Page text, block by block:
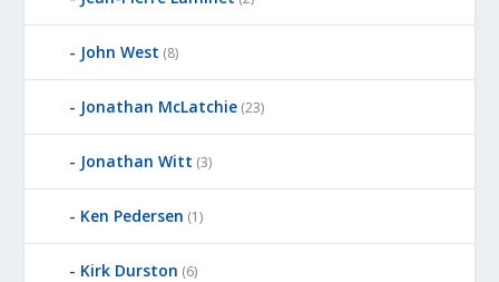
John West (8)
Jonathan McLatchie (23)
Jonathan Witt (3)
Ken Pedersen (1)
Kirk Durston (6)